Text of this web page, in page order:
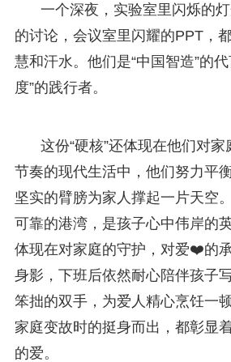
一个深夜，实验室里闪烁的
的讨论，会议室里闪耀的PPT，
慧和汗水。他们是“中国智造”的
度”的践行者。
这份“硬核”还体现在他们对
节奏的现代生活中，他们努力平
坚实的臂膀为家人撑起一片天空
可靠的港湾，是孩子心中伟岸的英
体现在对家庭的守护，对爱❤️的
身影，下班后依然耐心陪伴孩子
笨拙的双手，为爱人精心烹饪一
家庭变故时的挺身而出，都彰显
的爱。